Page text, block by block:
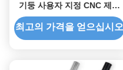
기둥 사용자 지정 CNC 제조
부품
최고의 가격을 얻으십시오